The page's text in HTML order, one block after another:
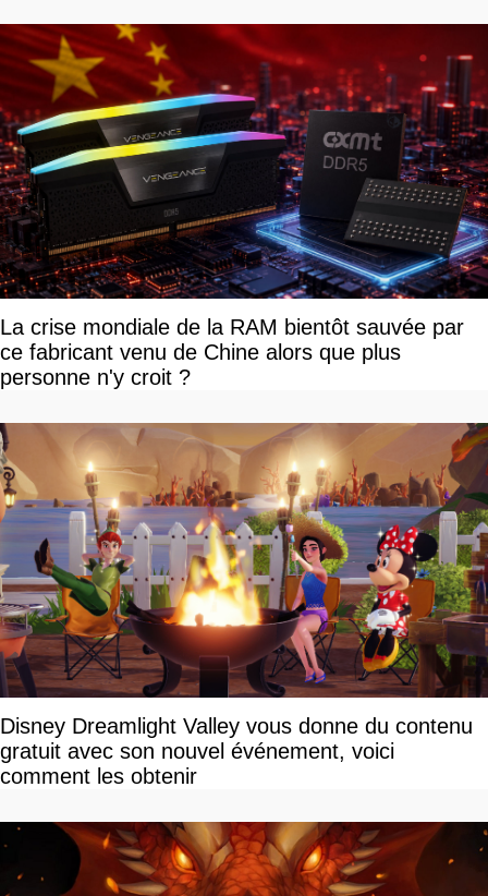
La crise mondiale de la RAM bientôt sauvée par
ce fabricant venu de Chine alors que plus
personne n'y croit ?
Disney Dreamlight Valley vous donne du contenu
gratuit avec son nouvel événement, voici
comment les obtenir